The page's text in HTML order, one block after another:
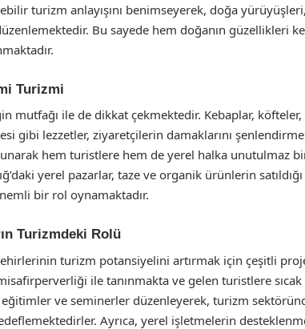
turizm anlayışını benimseyerek, doğa
Bu sayede hem doğanın güzellikleri
Turizmi
mutfağı ile de dikkat çekmektedir. Kebaplar,
gibi lezzetler, ziyaretçilerin damaklarını
hem turistlere hem de yerel halka unutulmaz
yerel pazarlar, taze ve organik ürünlerin
bir rol oynamaktadır.
Turizmdeki Rolü
şehirlerinin turizm potansiyelini artırmak için çeşitli
ile tanınmakta ve gelen turistlere
ve seminerler düzenleyerek, turizm
Ayrıca, yerel işletmelerin